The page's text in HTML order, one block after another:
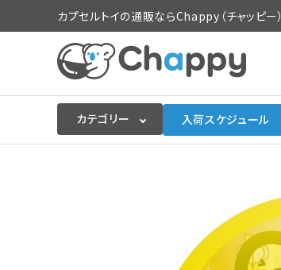
カプセルトイの通販ならChappy（チャッピー）
カテゴリー 入荷スケジュール